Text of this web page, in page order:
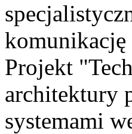
Projekt
architektury
systemami